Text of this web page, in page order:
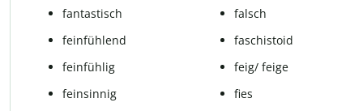
fantastisch
feinfühlend
fein­füh­lig
fein­sin­nig
falsch
faschistoid
feig/ feige
fies